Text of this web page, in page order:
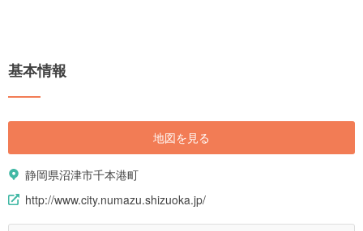
基本情報
地図を見る
静岡県沼津市千本港町
http://www.city.numazu.shizuoka.jp/